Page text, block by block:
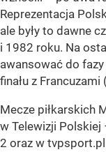
Reprezentacja
ale były to dawne
i 1982 roku. Na
awansować do
finału z Francuzami
Mecze piłkarskich
w Telewizji Polskiej
2 oraz w